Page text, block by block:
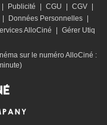
Publicité CGU CGV
Données Personnelles
AlloCiné
Gérer Utiq
sur le numéro AlloCiné :